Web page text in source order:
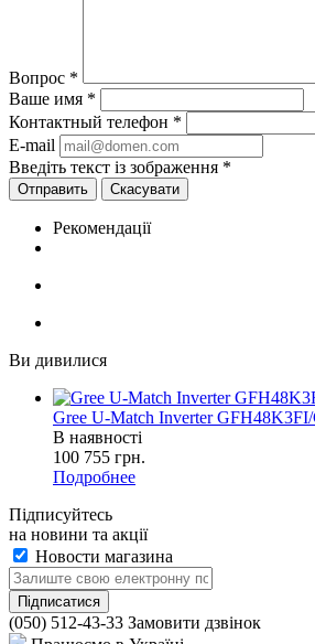
Вопрос *
Ваше имя *
Контактный телефон *
E-mail
Введіть текст із зображення *
Скасувати
Рекомендації
Ви дивилися
Gree U-Match Inverter
В наявності
100 755 грн.
Подробнее
Підписуйтесь
на новини та акції
Новости магазина
(050) 512-43-33 Замовити дзвінок